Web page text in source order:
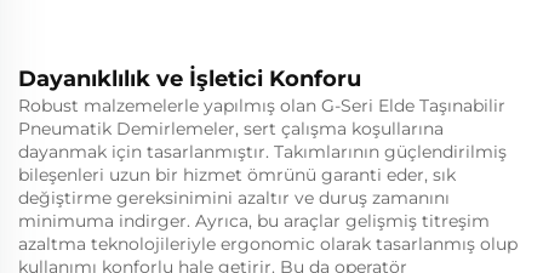
Dayanıklılık ve İşletici Konforu
Robust malzemelerle yapılmış olan G-Seri Elde Taşınabilir
Pneumatik Demirlemeler, sert çalışma koşullarına
dayanmak için tasarlanmıştır. Takımlarının güçlendirilmiş
bileşenleri uzun bir hizmet ömrünü garanti eder, sık
değiştirme gereksinimini azaltır ve duruş zamanını
minimuma indirger. Ayrıca, bu araçlar gelişmiş titreşim
azaltma teknolojileriyle ergonomic olarak tasarlanmış olup
kullanımı konforlu hale getirir. Bu da operatör